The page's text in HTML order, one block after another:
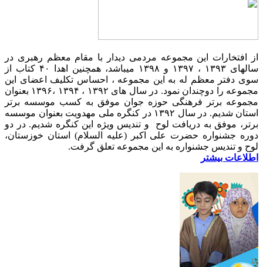
از افتخارات این مجموعه مردمی دیدار با مقام معظم رهبری در
سالهای ۱۳۹۳ ، ۱۳۹۷ و ۱۳۹۸ میباشد، همچنین اهدا ۴۰ کتاب از
سوی دفتر معظم له به این مجموعه ، احساس تکلیف اعضای این
مجموعه را دوچندان نمود. در سال های ۱۳۹۲ ، ۱۳۹۴ ،۱۳۹۶ بعنوان
مجموعه برتر فرهنگی حوزه جوان موفق به کسب موسسه برتر
استان شدیم. در سال ۱۳۹۲ در کنگره ملی مهدویت بعنوان موسسه
برتر، موفق به دریافت لوح و تندیس ویژه این کنگره شدیم. در دو
دوره جشنواره حضرت علی اکبر (علیه السلام) استان خوزستان،
لوح و تندیس جشنواره به این مجموعه تعلق گرفت.
اطلاعات بیشتر